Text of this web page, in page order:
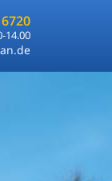
14.00